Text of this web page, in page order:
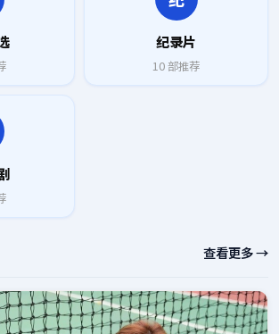
纪录片
10部推荐
查看更多 →